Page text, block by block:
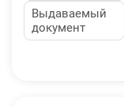
Выдаваемый
документ